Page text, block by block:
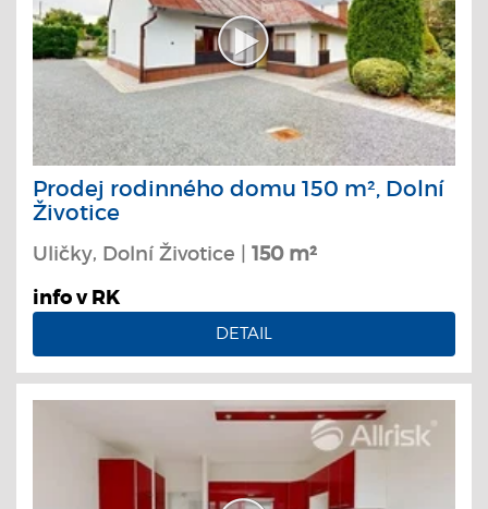
Prodej rodinného domu 150 m², Dolní
Životice
Uličky, Dolní Životice | 150 m²
info v RK
DETAIL